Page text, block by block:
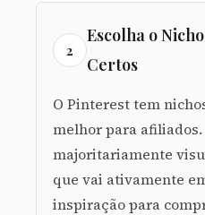
2
Escolha o
Certos
O Pinterest tem
melhor para
majoritariamente
que vai ativamente
inspiração para